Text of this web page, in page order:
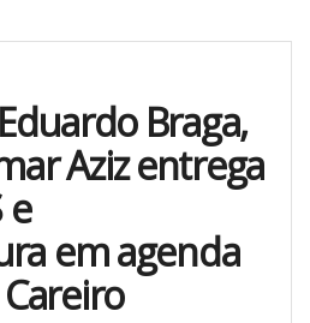
Braga,
Aziz entrega
e
em agenda